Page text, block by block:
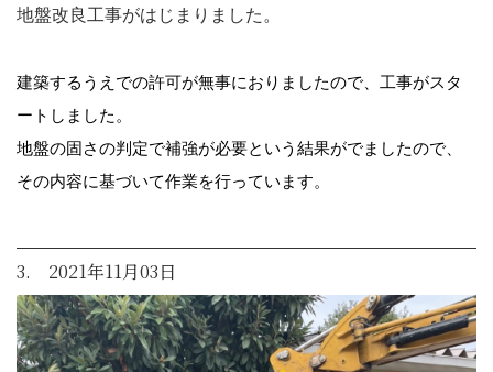
地盤改良工事がはじまりました。
建築するうえでの許可が無事におりましたので、工事がスタ
ートしました。
地盤の固さの判定で補強が必要という結果がでましたので、
その内容に基づいて作業を行っています。
3. 2021年11月03日